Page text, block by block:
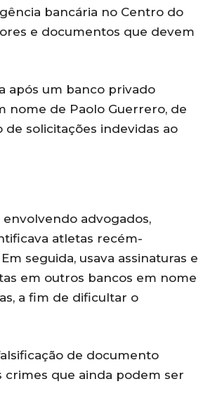
bancária no Centro do
e documentos que devem
após um banco privado
nome de Paolo Guerrero, de
solicitações indevidas ao
envolvendo advogados,
atletas recém-
seguida, usava assinaturas e
em outros bancos em nome
a fim de dificultar o
de documento
crimes que ainda podem ser